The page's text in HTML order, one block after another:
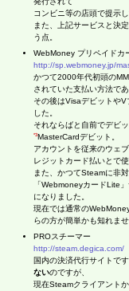
コンビニ等の店頭で提示
また、上記サービスと決
う点。
WebMoney プリペイドカ
http://sp.webmoney.jp/
かつて2000年代初頭の
されていた支払い方法で
その後はVisaデビットや
した。
それならばと自前でデビ
*3MasterCardデビット。
アカウントを従来のウェ
レジットカード払いとで
また、かつてSteamに非
「WebmoneyカードLite
になりました。
現在では通常の
らの方が簡単かも知れませ
PROスチーマー
http://steam.degica.com/
国内の決済代行サイトで
ないのですが、
現在Steamクライアント